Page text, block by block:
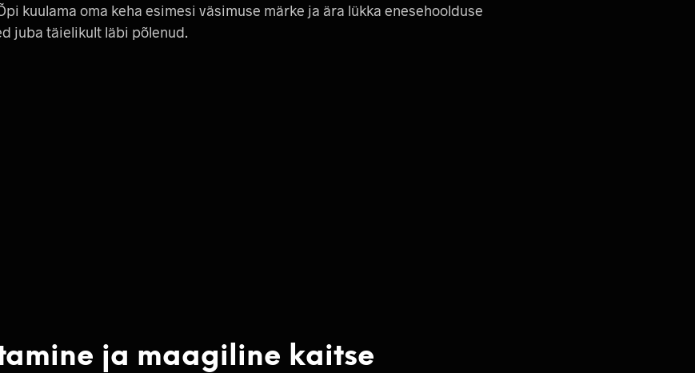
kuulama oma keha esimesi väsimuse märke ja ära lükka enesehoolduse
juba täielikult läbi põlenud.
ja maagiline kaitse